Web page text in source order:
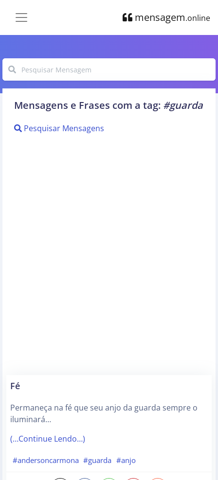
mensagem.online
Mensagens e Frases com a tag: #guarda
Pesquisar Mensagens
Fé
Permaneça na fé que seu anjo da guarda sempre o
iluminará…
(…Continue Lendo…)
#andersoncarmona #guarda #anjo